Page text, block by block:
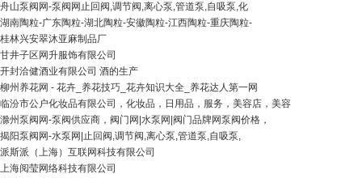
舟山泵阀网-泵阀网止回阀,调节阀,离心泵,管道泵,自吸泵,化
湖南陶粒-广东陶粒-湖北陶粒-安徽陶粒-江西陶粒-重庆陶粒-
桂林兴安翠沐亚麻制品厂
甘井子区网升服饰有限公司
开封洽健酒业有限公司 酒的生产
柳州养花网 - 花卉_养花技巧_花卉知识大全_养花达人第一网
临汾市公户化妆品有限公司，化妆品，日用品，服务，美容店，美容
滁州泵阀网-泵阀供应商，阀门网|水泵网|阀门品牌网泵阀价格，
揭阳泵阀网-水泵网|止回阀,调节阀,离心泵,管道泵,自吸泵,
派斯派（上海）互联网科技有限公司
上海阅莹网络科技有限公司